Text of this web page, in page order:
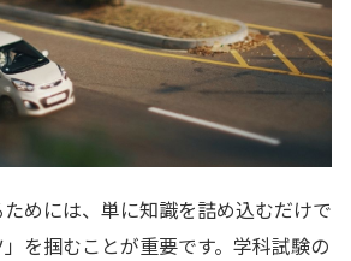
めには、単に知識を詰め込むだけで
を掴むことが重要です。学科試験の